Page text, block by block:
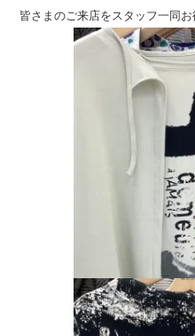
皆さまのご来店をスタッフ一同